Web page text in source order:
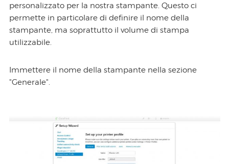
personalizzato per la nostra stampante. Questo ci
permette in particolare di definire il nome della
stampante, ma soprattutto il volume di stampa
utilizzabile.
Immettere il nome della stampante nella sezione
"Generale".